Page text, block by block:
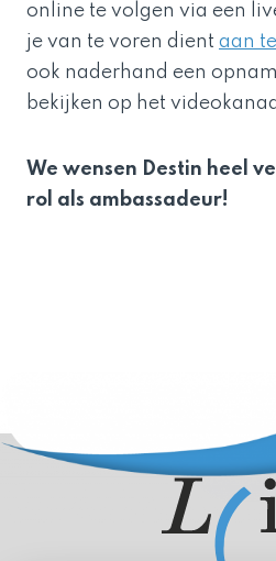
online te volgen via een
je van te voren dient aan
ook naderhand een
bekijken op het
We wensen Destin heel
rol als ambassadeur!